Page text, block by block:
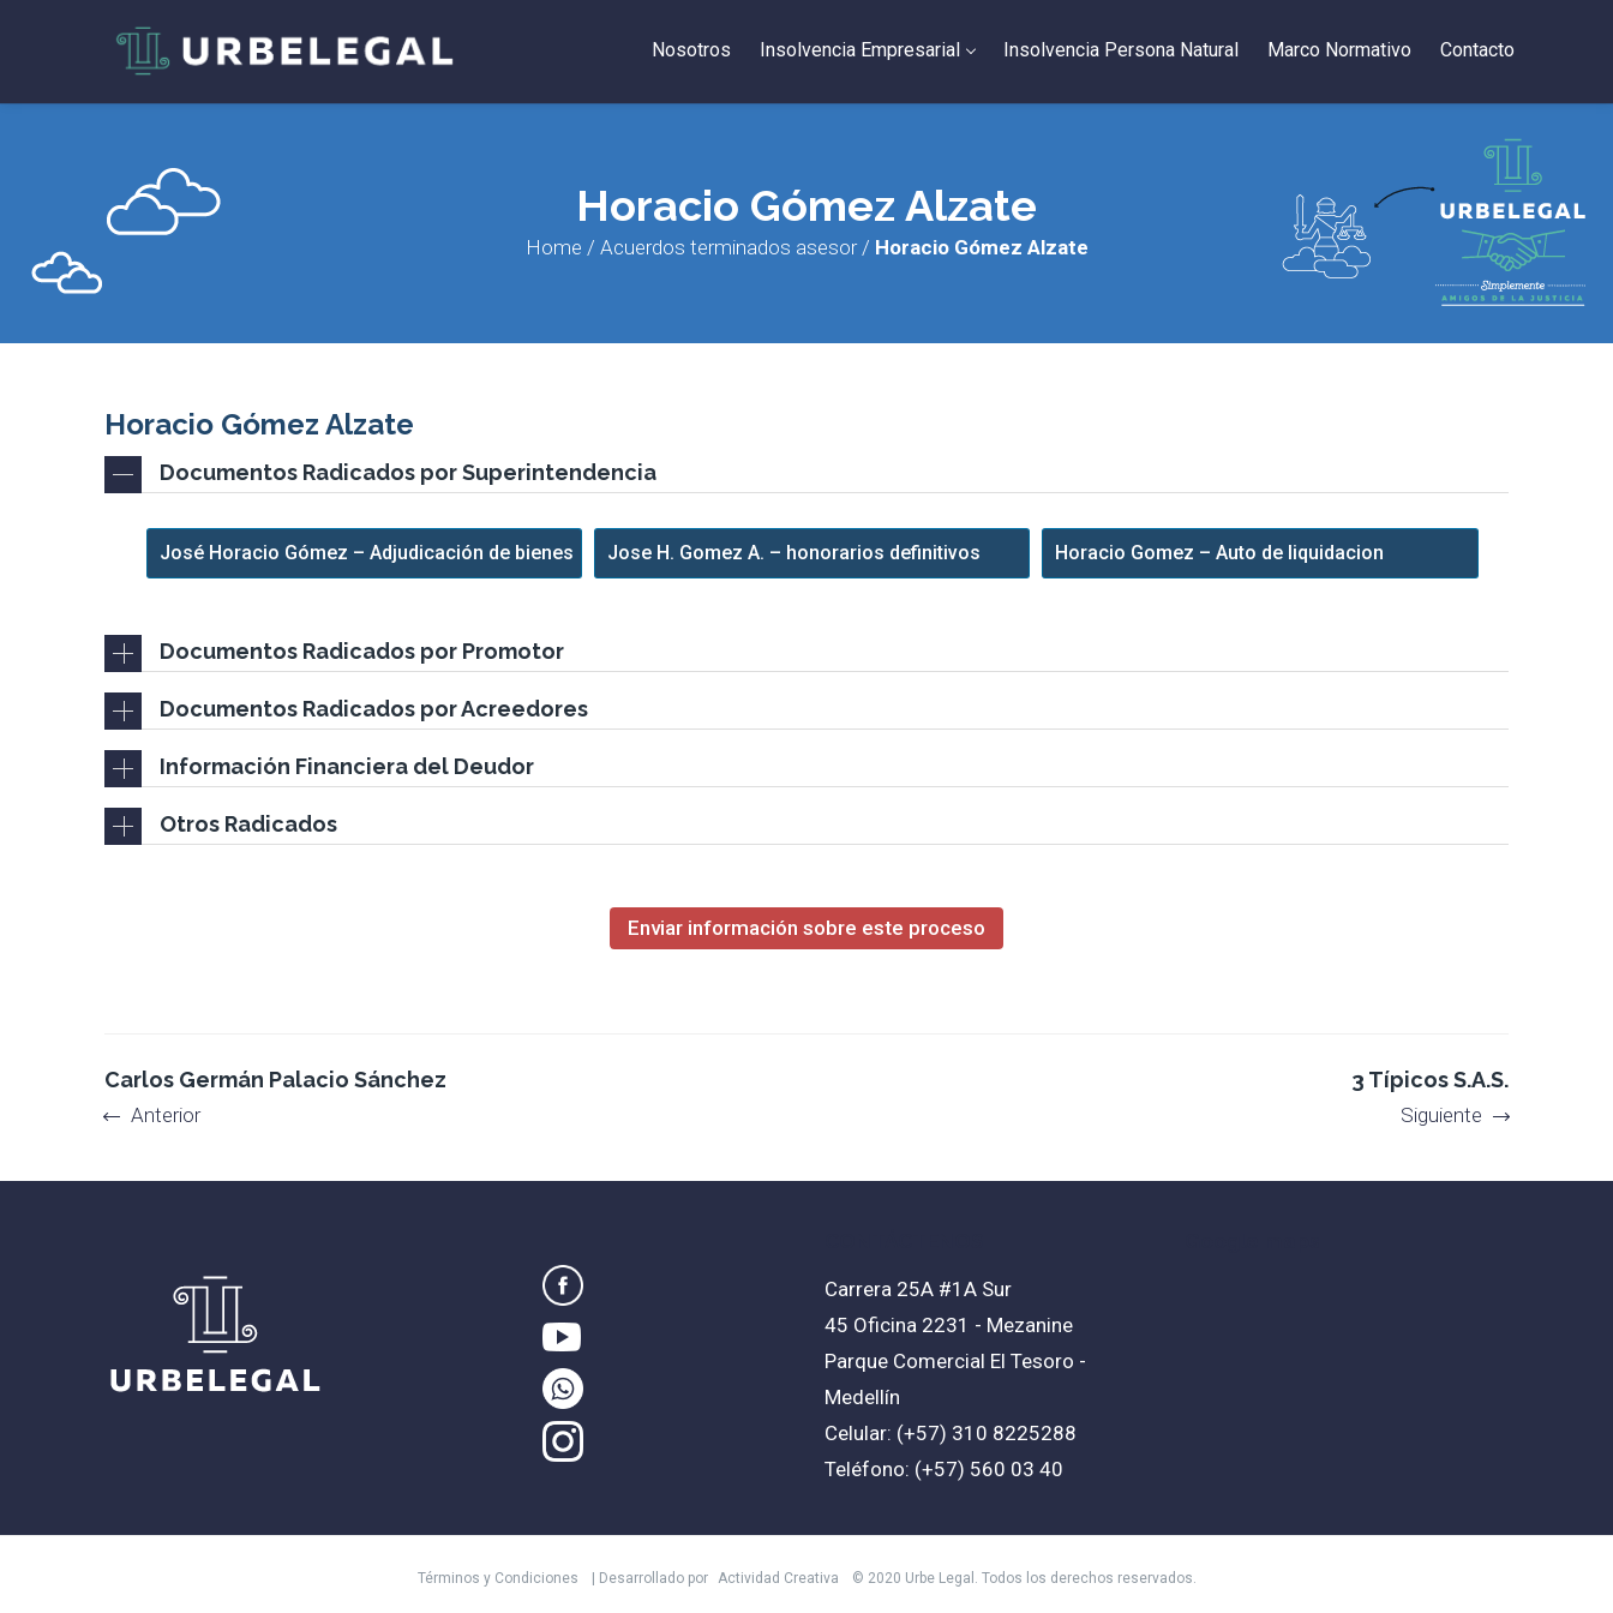
Nosotros Insolvencia Empresarial Insolvencia Persona Natural Marco Normativo Contacto
Horacio Gómez Alzate
Home / Acuerdos terminados asesor/ Horacio Gómez Alzate
Horacio Gómez Alzate
Documentos Radicados por Superintendencia
José Horacio Gómez – Adjudicación de bienes Jose H. Gomez A. – honorarios definitivos Horacio Gomez – Auto de liquidacion
Documentos Radicados por Promotor
Documentos Radicados por Acreedores
Información Financiera del Deudor
Otros Radicados
Enviar información sobre este proceso
Carlos Germán Palacio Sánchez
Anterior
3 Típicos S.A.S.
Siguiente
Carrera 25A #1A Sur
45 Oficina 2231 - Mezanine
Parque Comercial El Tesoro -
Medellín
Celular: (+57) 310 8225288
Teléfono: (+57) 560 03 40
Términos y Condiciones | Desarrollado por Actividad Creativa © 2020 Urbe Legal. Todos los derechos reservados.